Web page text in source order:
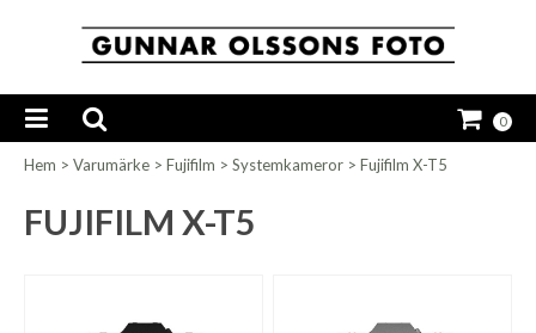
0
Hem > Varumärke > Fujifilm > Systemkameror > Fujifilm X-T5
FUJIFILM X-T5